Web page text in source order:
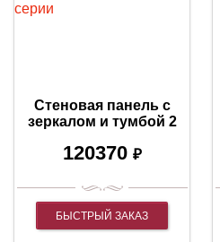
Стеновая панель с
зеркалом и тумбой 2
120370 ₽
БЫСТРЫЙ ЗАКАЗ